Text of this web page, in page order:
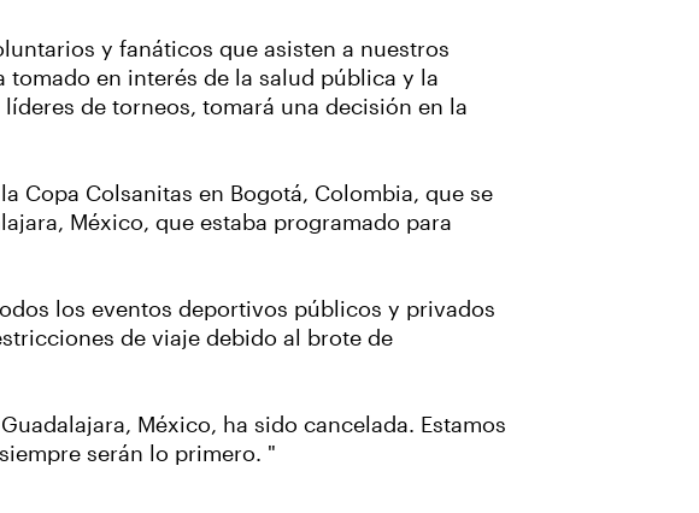
y fanáticos que asisten a nuestros
en interés de la salud pública y la
de torneos, tomará una decisión en la
Copa Colsanitas en Bogotá, Colombia, que se
México, que estaba programado para
los eventos deportivos públicos y privados
de viaje debido al brote de
México, ha sido cancelada. Estamos
serán lo primero. "